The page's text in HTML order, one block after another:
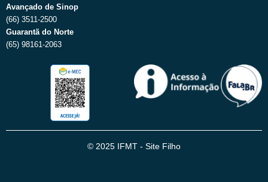
Avançado de Sinop
(66) 3511-2500
Guarantã do Norte
(65) 98161-2063
© 2025 IFMT - Site Filho